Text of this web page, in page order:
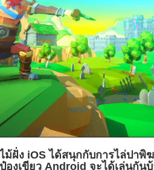
ม้ฝั่ง iOS ได้สนุกกับการไล่ปา
งเขียว Android จะได้เล่นกัน